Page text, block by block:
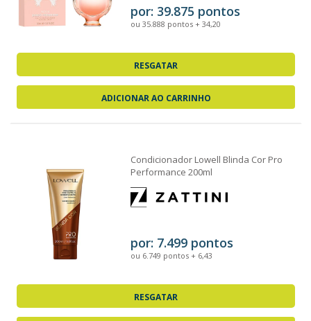
por: 39.875 pontos
ou 35.888 pontos + 34,20
RESGATAR
ADICIONAR AO CARRINHO
Condicionador Lowell Blinda Cor Pro
Performance 200ml
por: 7.499 pontos
ou 6.749 pontos + 6,43
RESGATAR